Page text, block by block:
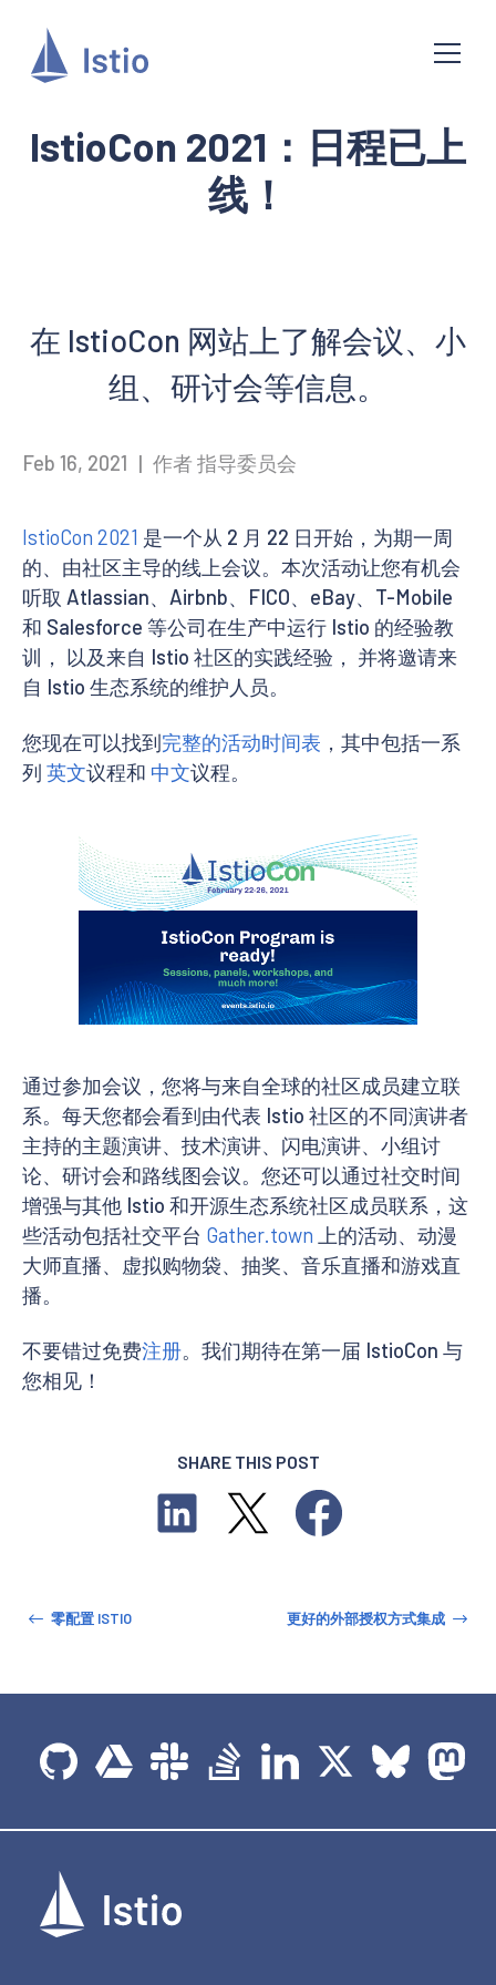
IstioCon 2021：日程已上
线！
在 IstioCon 网站上了解会议、小
组、研讨会等信息。
Feb 16, 2021 | 作者 指导委员会
IstioCon 2021 是一个从 2 月 22 日开始，为期一周
的、由社区主导的线上会议。本次活动让您有机会
听取 Atlassian、Airbnb、FICO、eBay、T-Mobile
和 Salesforce 等公司在生产中运行 Istio 的经验教
训， 以及来自 Istio 社区的实践经验， 并将邀请来
自 Istio 生态系统的维护人员。
您现在可以找到完整的活动时间表 ，其中包括一系
列 英文议程和 中文议程。
通过参加会议，您将与来自全球的社区成员建立联
系。每天您都会看到由代表 Istio 社区的不同演讲者
主持的主题演讲、技术演讲、闪电演讲、小组讨
论、研讨会和路线图会议。您还可以通过社交时间
增强与其他 Istio 和开源生态系统社区成员联系，这
些活动包括社交平台 Gather.town 上的活动、动漫
大师直播、虚拟购物袋、抽奖、音乐直播和游戏直
播。
不要错过免费注册。我们期待在第一届 IstioCon 与
您相见！
SHARE THIS POST
零配置 ISTIO 更好的外部授权方式集成